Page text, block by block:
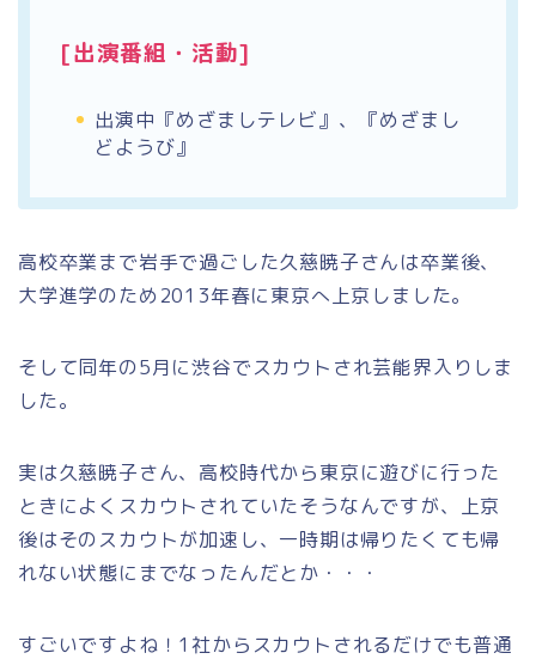
[出演番組・活動]
出演中『めざましテレビ』、『めざまし
どようび』
高校卒業まで岩手で過ごした久慈暁子さんは卒業後、
大学進学のため2013年春に東京へ上京しました。
そして同年の5月に渋谷でスカウトされ芸能界入りしま
した。
実は久慈暁子さん、高校時代から東京に遊びに行った
ときによくスカウトされていたそうなんですが、上京
後はそのスカウトが加速し、一時期は帰りたくても帰
れない状態にまでなったんだとか・・・
すごいですよね！1社からスカウトされるだけでも普通